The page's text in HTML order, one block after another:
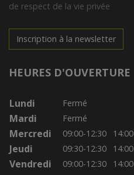
de respect de la vie privée
Inscription à la newsletter
HEURES D'OUVERTURE
Lundi Fermé
Mardi Fermé
Mercredi 09:00-12:30
Jeudi 09:30-12:30
Vendredi 09:00-12:30